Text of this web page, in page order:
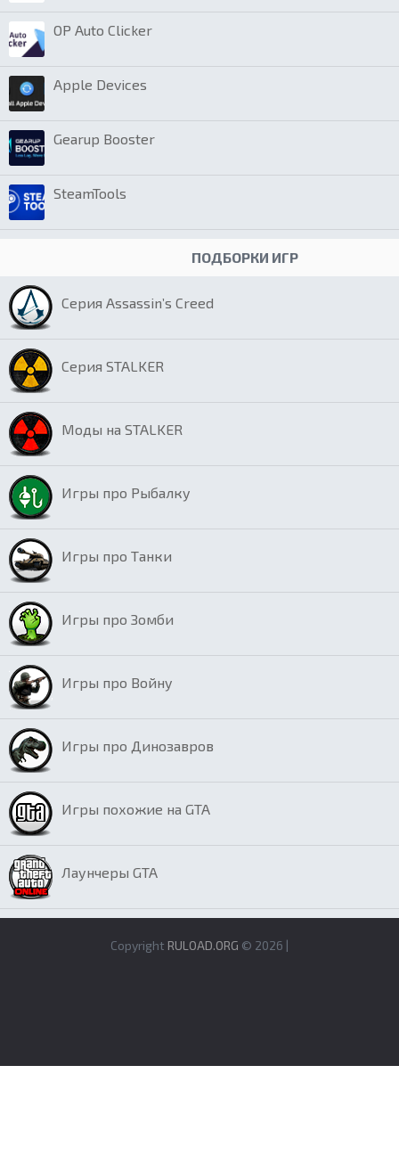
OP Auto Clicker
Apple Devices
Gearup Booster
SteamTools
ПОДБОРКИ ИГР
Серия Assassin’s Creed
Серия STALKER
Моды на STALKER
Игры про Рыбалку
Игры про Танки
Игры про Зомби
Игры про Войну
Игры про Динозавров
Игры похожие на GTA
Лаунчеры GTA
Copyright RULOAD.ORG © 2026 |